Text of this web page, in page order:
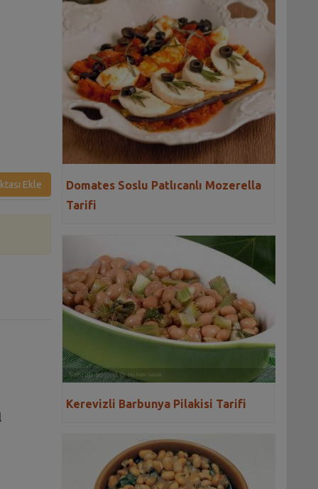
Ekle
Domates Soslu Patlıcanlı Mozerella
Tarifi
Kerevizli Barbunya Pilakisi Tarifi